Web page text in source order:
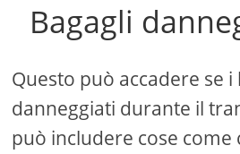
Bagagli
Questo può accadere se
danneggiati durante il
può includere cose come